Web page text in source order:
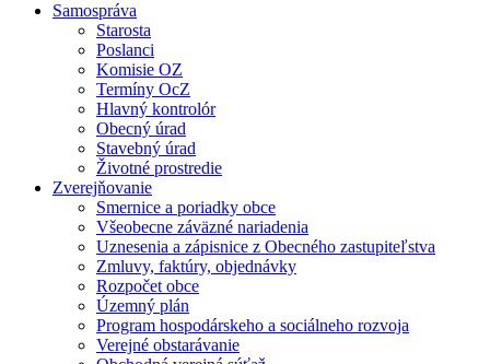
Samospráva
Starosta
Poslanci
Komisie OZ
Termíny OcZ
Hlavný kontrolór
Obecný úrad
Stavebný úrad
Životné prostredie
Zverejňovanie
Smernice a poriadky obce
Všeobecne záväzné nariadenia
Uznesenia a zápisnice z Obecného zastupiteľstva
Zmluvy, faktúry, objednávky
Rozpočet obce
Územný plán
Program hospodárskeho a sociálneho rozvoja
Verejné obstarávanie